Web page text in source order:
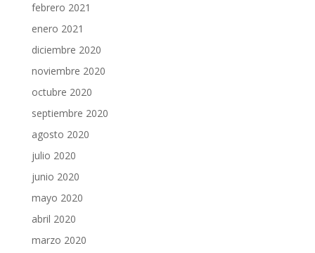
febrero 2021
enero 2021
diciembre 2020
noviembre 2020
octubre 2020
septiembre 2020
agosto 2020
julio 2020
junio 2020
mayo 2020
abril 2020
marzo 2020